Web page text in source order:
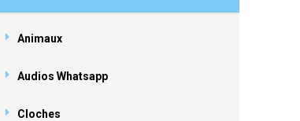
Animaux
Audios Whatsapp
Cloches